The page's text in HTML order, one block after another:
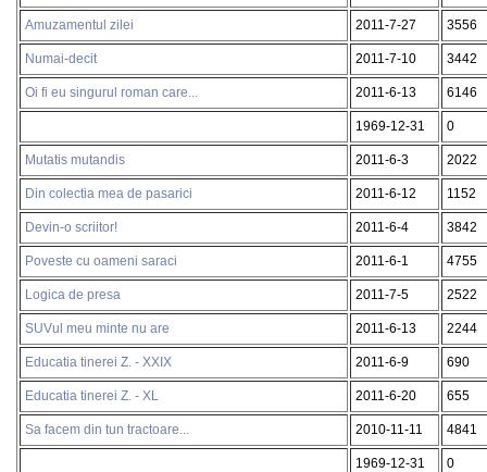
Amuzamentul zilei 2011-7-27 3556
Numai-decit 2011-7-10 3442
Oi fi eu singurul roman care... 2011-6-13 6146
1969-12-31 0
Mutatis mutandis 2011-6-3 2022
Din colectia mea de pasarici 2011-6-12 1152
Devin-o scriitor! 2011-6-4 3842
Poveste cu oameni saraci 2011-6-1 4755
Logica de presa 2011-7-5 2522
SUVul meu minte nu are 2011-6-13 2244
Educatia tinerei Z. - XXIX 2011-6-9 690
Educatia tinerei Z. - XL 2011-6-20 655
Sa facem din tun tractoare... 2010-11-11 4841
1969-12-31 0